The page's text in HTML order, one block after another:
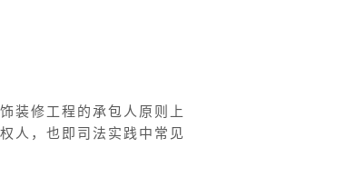
装修工程的承包人原则上
人，也即司法实践中常见